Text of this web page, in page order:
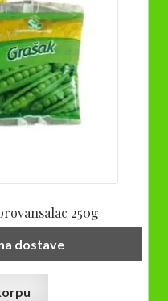
250g
dostave